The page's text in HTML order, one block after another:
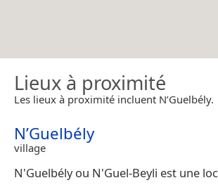
Lieux à proximité
Les lieux à proximité incluent N’Guelbély.
N’Guelbély
village
N'Guelbély ou N'Guel-Beyli est une